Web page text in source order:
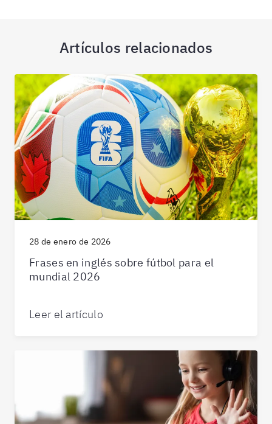
Artículos relacionados
28 de enero de 2026
Frases en inglés sobre fútbol para el
mundial 2026
Leer el artículo